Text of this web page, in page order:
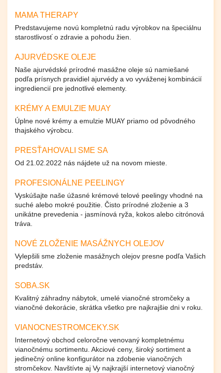
MAMA THERAPY
Predstavujeme novú kompletnú radu výrobkov na špeciálnu
starostlivosť o zdravie a pohodu žien.
AJURVÉDSKE OLEJE
Naše ajurvédské prírodné masážne oleje sú namiešané
podľa prísnych pravidiel ajurvédy a vo vyváženej kombinácií
ingrediencií pre jednotlivé elementy.
KRÉMY A EMULZIE MUAY
Úplne nové krémy a emulzie MUAY priamo od pôvodného
thajského výrobcu.
PRESŤAHOVALI SME SA
Od 21.02.2022 nás nájdete už na novom mieste.
PROFESIONÁLNE PEELINGY
Vyskúšajte naše úžasné krémové telové peelingy vhodné na
suché alebo mokré použitie. Čisto prírodné zloženie a 3
unikátne prevedenia - jasmínová ryža, kokos alebo citrónová
tráva.
NOVÉ ZLOŽENIE MASÁŽNYCH OLEJOV
Vylepšili sme zloženie masážnych olejov presne podľa Vašich
predstáv.
SOBA.SK
Kvalitný záhradny nábytok, umelé vianočné stromčeky a
vianočné dekorácie, skrátka všetko pre najkrajšie dni v roku.
VIANOCNESTROMCEKY.SK
Internetový obchod celoročne venovaný kompletnému
vianočnému sortimentu. Akciové ceny, široký sortiment a
jedinečný online konfigurátor na zdobenie vianočných
stromčekov. Navštívte aj Vy najkrajší internetový vianočný